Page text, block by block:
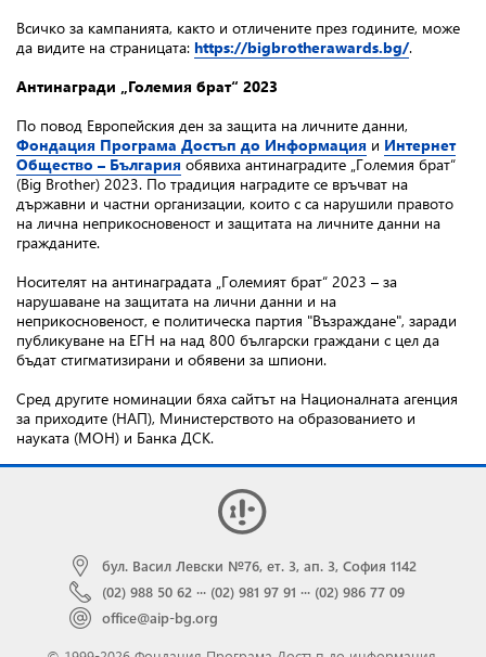
Всичко за кампанията, както и отличените през годините, може
да видите на страницата: https://bigbrotherawards.bg/.
Антинагради „Големия брат“ 2023
По повод Европейския ден за защита на личните данни,
Фондация Програма Достъп до Информация и Интернет
Общество – България обявиха антинаградите „Големия брат“
(Big Brother) 2023. По традиция наградите се връчват на
държавни и частни организации, които с са нарушили правото
на лична неприкосновеност и защитата на личните данни на
гражданите.
Носителят на антинаградата „Големият брат“ 2023 – за
нарушаване на защитата на лични данни и на
неприкосновеност, е политическа партия "Възраждане", заради
публикуване на EГН на над 800 български граждани с цел да
бъдат стигматизирани и обявени за шпиони.
Сред другите номинации бяха сайтът на Националната агенция
за приходите (НАП), Министерството на образованието и
науката (МОН) и Банка ДСК.
бул. Васил Левски №76, ет. 3, ап. 3, София 1142
(02) 988 50 62 ··· (02) 981 97 91 ··· (02) 986 77 09
office@aip-bg.org